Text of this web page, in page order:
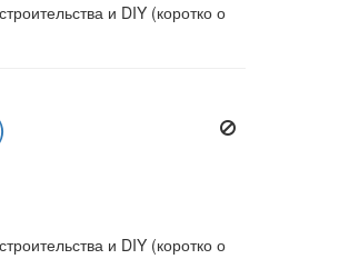
и DIY (коротко о
и DIY (коротко о